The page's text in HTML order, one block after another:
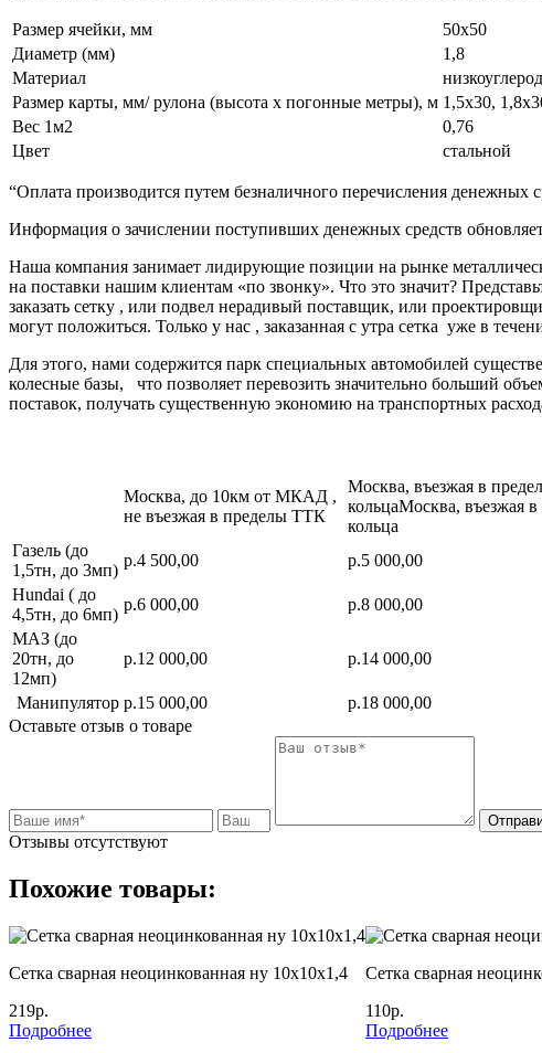
Размер ячейки, мм
50х50
Диаметр (мм)
1,8
Материал
Размер карты, мм/ рулона (высота х погонные метры), м 1,5х30,
Вес 1м2
0,76
Цвет
стальной
“Оплата производится путем безналичного перечисления
Информация о зачислении поступивших денежных средств
Наша компания занимает лидирующие позиции на рынке
на поставки нашим клиентам «по звонку». Что это значит?
заказать сетку , или подвел нерадивый поставщик, или
могут положиться. Только у нас , заказанная с утра сетка уже в
Для этого, нами содержится парк специальных автомобилей
колесные базы, что позволяет перевозить значительно больший
поставок, получать существенную экономию на транспортных
Москва, до 10км от МКАД ,
не въезжая в пределы ТТК
Москва, въезжая в
кольцаМосква, въезжая
кольца
Газель (до
1,5тн, до 3мп)
р.4 500,00 р.5 000,00
Hundai ( до
4,5тн, до 6мп)
р.6 000,00 р.8 000,00
МАЗ (до
20тн, до
12мп)
р.12 000,00 р.14 000,00
Манипулятор р.15 000,00 р.18 000,00
Оставьте отзыв о товаре
Отзывы отсутствуют
Похожие товары:
Сетка сварная неоцинкованная ну 10х10х1,4
219р.
Подробнее
Сетка сварная
110р.
Подробнее